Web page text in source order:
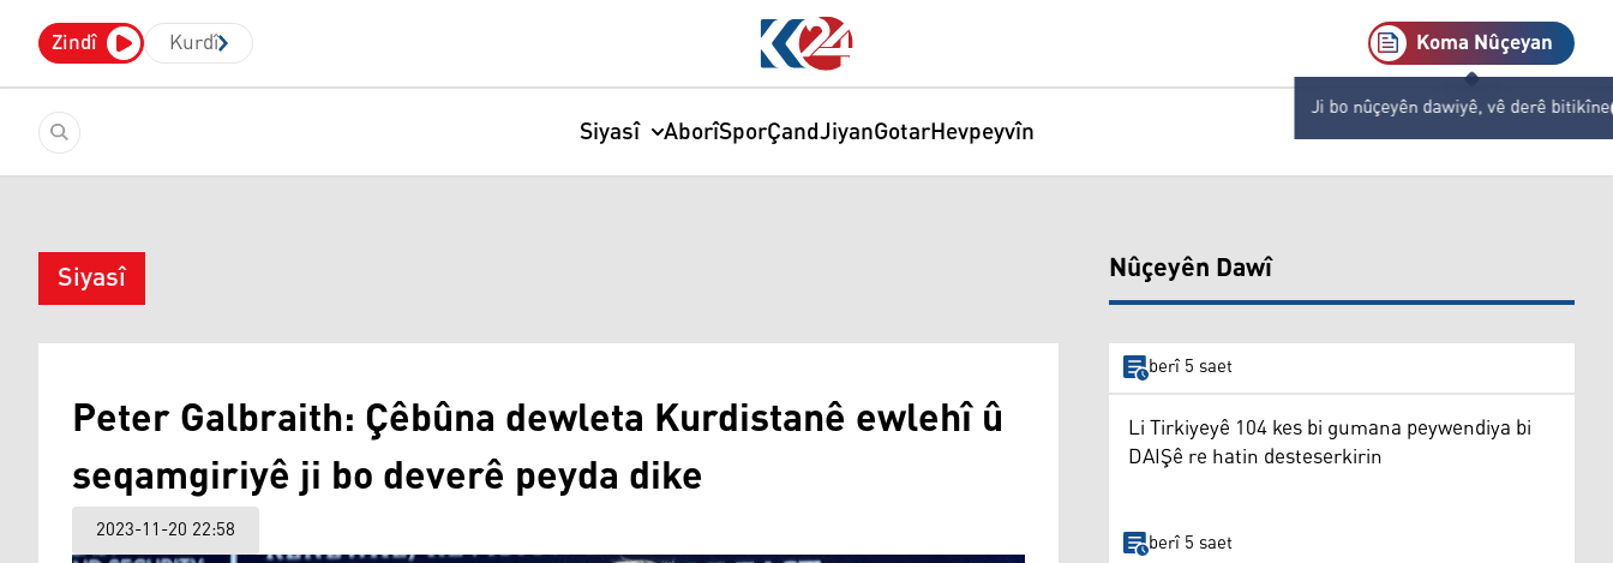
Zindî Kurdî Koma Nûçeyan
Ji bo nûçeyên dawiyê, vê derê bitikîne
Siyasî AborîSporÇandJiyanGotarHevpeyvîn
Siyasî
Peter Galbraith: Çêbûna dewleta Kurdistanê ewlehî û
seqamgiriyê ji bo deverê peyda dike
2023-11-20 22:58
Nûçeyên Dawî
berî 5 saet
Li Tirkiyeyê 104 kes bi gumana peywendiya bi
DAIŞê re hatin desteserkirin
berî 5 saet